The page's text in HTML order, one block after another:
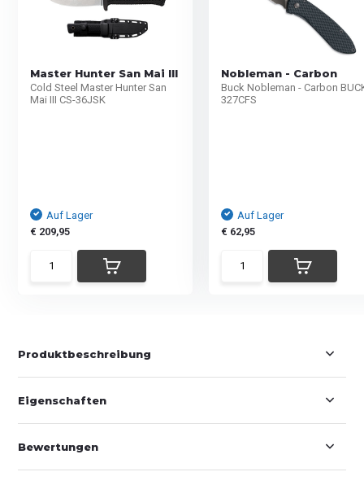
Master Hunter San Mai III
Cold Steel Master Hunter San
Mai III CS-36JSK
Auf Lager
€ 209,95
Nobleman - Carbon
Buck Nobleman - Carbon
327CFS
Auf Lager
€ 62,95
Produktbeschreibung
Eigenschaften
Bewertungen